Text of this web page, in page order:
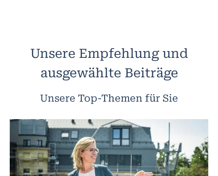
Unsere Empfehlung und
ausgewählte Beiträge
Unsere Top-Themen für Sie